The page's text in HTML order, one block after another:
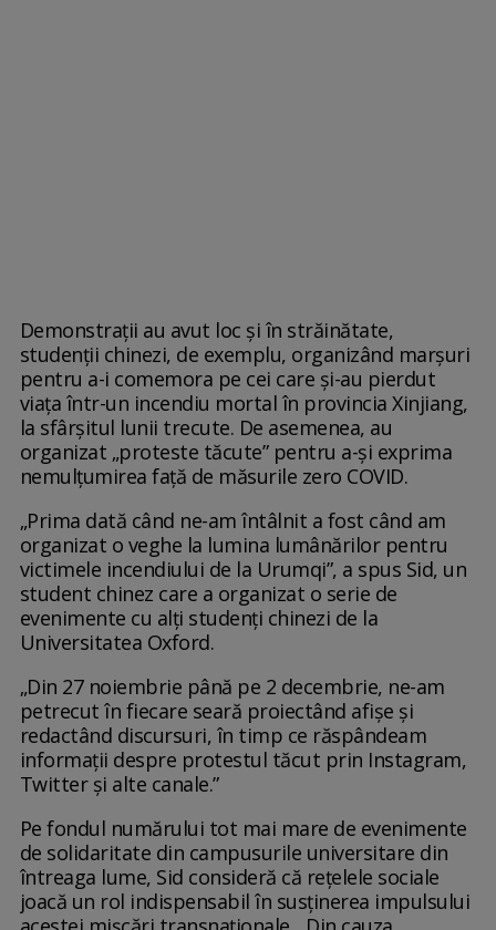
Demonstrații au avut loc și în străinătate,
studenții chinezi, de exemplu, organizând marșuri
pentru a-i comemora pe cei care și-au pierdut
viața într-un incendiu mortal în provincia Xinjiang,
la sfârșitul lunii trecute. De asemenea, au
organizat „proteste tăcute” pentru a-și exprima
nemulțumirea față de măsurile zero COVID.
„Prima dată când ne-am întâlnit a fost când am
organizat o veghe la lumina lumânărilor pentru
victimele incendiului de la Urumqi”, a spus Sid, un
student chinez care a organizat o serie de
evenimente cu alți studenți chinezi de la
Universitatea Oxford.
„Din 27 noiembrie până pe 2 decembrie, ne-am
petrecut în fiecare seară proiectând afișe și
redactând discursuri, în timp ce răspândeam
informații despre protestul tăcut prin Instagram,
Twitter și alte canale.”
Pe fondul numărului tot mai mare de evenimente
de solidaritate din campusurile universitare din
întreaga lume, Sid consideră că rețelele sociale
joacă un rol indispensabil în susținerea impulsului